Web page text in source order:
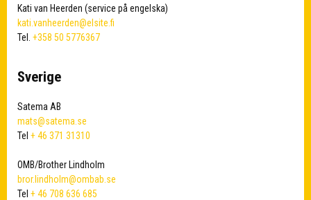
Kati van Heerden (service på engelska)
kati.vanheerden@elsite.fi
Tel. +358 50 5776367
Sverige
Satema AB
mats@satema.se
Tel + 46 371 31310
OMB/Brother Lindholm
bror.lindholm@ombab.se
Tel + 46 708 636 685